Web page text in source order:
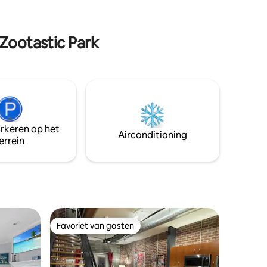
beste
schoonmaakproducten. We hebben een
droog toilet zonder water. Wij zijn een
Park
op het
Airconditioning
Favoriet van gasten
Favoriet van gasten